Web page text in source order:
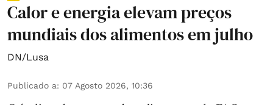
Calor e energia elevam preços
mundiais dos alimentos em julho
DN/Lusa
Publicado a: 07 Agosto 2026, 10:36